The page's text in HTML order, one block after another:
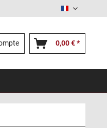
Français
0,00 € *